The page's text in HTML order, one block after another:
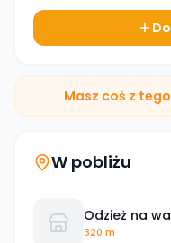
Masz coś z
W pobliżu
Odzież na
320 m